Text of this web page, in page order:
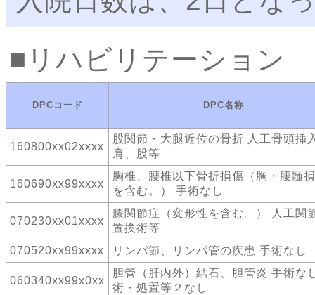
リハビリテーション
DPCコード DPC名称
160800xx02xxxx
股関節・大腿近位の骨折 人工骨頭挿
肩、股等
160690xx99xxxx
胸椎、腰椎以下骨折損傷（胸・腰髄
を含む。） 手術なし
070230xx01xxxx
膝関節症（変形性を含む。） 人工関
置換術等
070520xx99xxxx
リンパ節、リンパ管の疾患 手術なし
060340xx99x0xx
胆管（肝内外）結石、胆管炎 手術な
術・処置等２なし